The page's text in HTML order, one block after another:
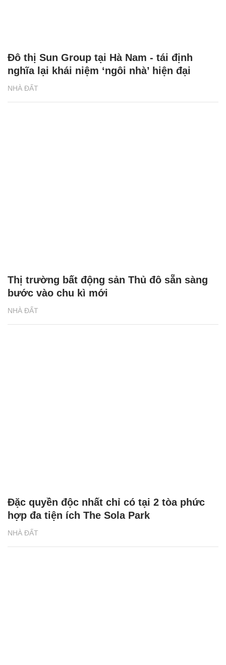
NHÀ ĐẤT
Đô thị Sun Group tại Hà Nam - tái định
nghĩa lại khái niệm ‘ngôi nhà’ hiện đại
NHÀ ĐẤT
Thị trường bất động sản Thủ đô sẵn sàng
bước vào chu kì mới
NHÀ ĐẤT
Đặc quyền độc nhất chỉ có tại 2 tòa phức
hợp đa tiện ích The Sola Park